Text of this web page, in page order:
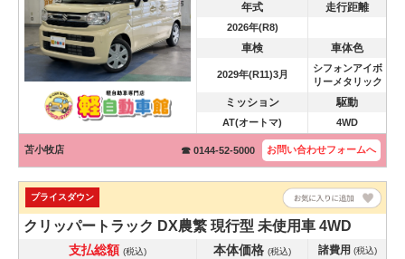
年式 走行距離
2026年(R8)
車検 車体色
2029年(R11)3月
シフォンアイボ
リーメタリック
ミッション 駆動
AT(オートマ) 4WD
苫小牧店 ☎ 0144-52-5000 お問い合わせフォームへ
プライスダウン
クリッパートラック DX農繁 現行型 未使用車 4WD
支払総額 (税込) 本体価格 (税込) 諸費用 (税込)